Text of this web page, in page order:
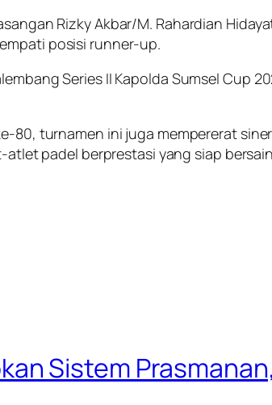
Rizky Akbar/M. Rahardian
posisi runner-up.
Series II Kapolda Sumsel
80, turnamen ini juga mempererat
padel berprestasi yang siap
Sistem